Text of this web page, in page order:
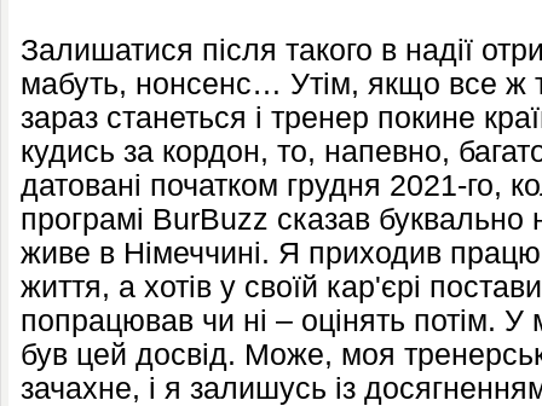
Залишатися після такого в надії
мабуть, нонсенс… Утім, якщо все ж
зараз станеться і тренер покине
кудись за кордон, то, напевно,
датовані початком грудня 2021-го,
програмі BurBuzz сказав
живе в Німеччині. Я приходив
життя, а хотів у своїй кар'єрі
попрацював чи ні – оцінять потім. У
був цей досвід. Може, моя
зачахне, і я залишусь із